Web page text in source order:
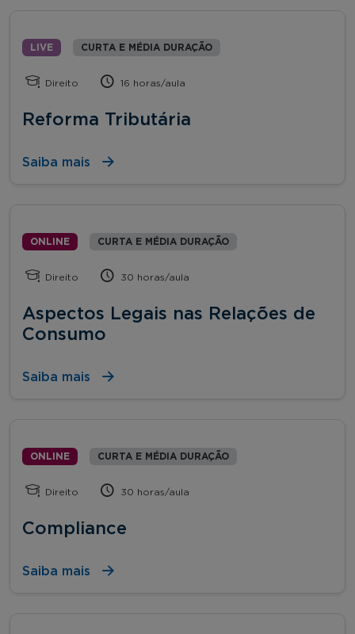
LIVE CURTA E MÉDIA DURAÇÃO
Direito 16 horas/aula
Reforma Tributária
Saiba mais
ONLINE CURTA E MÉDIA DURAÇÃO
Direito 30 horas/aula
Aspectos Legais nas Relações de
Consumo
Saiba mais
ONLINE CURTA E MÉDIA DURAÇÃO
Direito 30 horas/aula
Compliance
Saiba mais